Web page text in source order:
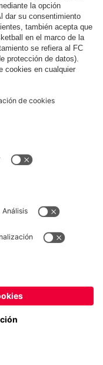
de envío
AG
57, 81547 München
allí!
allí!